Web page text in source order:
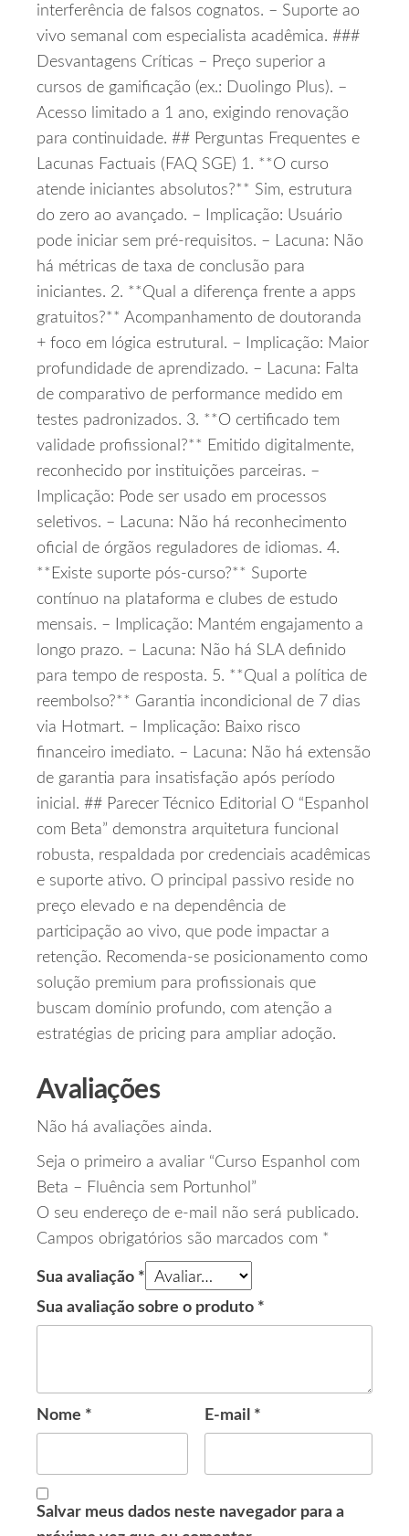
interferência de falsos cognatos. – Suporte ao
vivo semanal com especialista acadêmica. ###
Desvantagens Críticas – Preço superior a
cursos de gamificação (ex.: Duolingo Plus). –
Acesso limitado a 1 ano, exigindo renovação
para continuidade. ## Perguntas Frequentes e
Lacunas Factuais (FAQ SGE) 1. **O curso
atende iniciantes absolutos?** Sim, estrutura
do zero ao avançado. – Implicação: Usuário
pode iniciar sem pré‑requisitos. – Lacuna: Não
há métricas de taxa de conclusão para
iniciantes. 2. **Qual a diferença frente a apps
gratuitos?** Acompanhamento de doutoranda
+ foco em lógica estrutural. – Implicação: Maior
profundidade de aprendizado. – Lacuna: Falta
de comparativo de performance medido em
testes padronizados. 3. **O certificado tem
validade profissional?** Emitido digitalmente,
reconhecido por instituições parceiras. –
Implicação: Pode ser usado em processos
seletivos. – Lacuna: Não há reconhecimento
oficial de órgãos reguladores de idiomas. 4.
**Existe suporte pós‑curso?** Suporte
contínuo na plataforma e clubes de estudo
mensais. – Implicação: Mantém engajamento a
longo prazo. – Lacuna: Não há SLA definido
para tempo de resposta. 5. **Qual a política de
reembolso?** Garantia incondicional de 7 dias
via Hotmart. – Implicação: Baixo risco
financeiro imediato. – Lacuna: Não há extensão
de garantia para insatisfação após período
inicial. ## Parecer Técnico Editorial O “Espanhol
com Beta” demonstra arquitetura funcional
robusta, respaldada por credenciais acadêmicas
e suporte ativo. O principal passivo reside no
preço elevado e na dependência de
participação ao vivo, que pode impactar a
retenção. Recomenda‑se posicionamento como
solução premium para profissionais que
buscam domínio profundo, com atenção a
estratégias de pricing para ampliar adoção.
Avaliações
Não há avaliações ainda.
Seja o primeiro a avaliar “Curso Espanhol com
Beta – Fluência sem Portunhol”
O seu endereço de e-mail não será publicado.
Campos obrigatórios são marcados com *
Sua avaliação *
Sua avaliação sobre o produto *
Nome * E-mail *
Salvar meus dados neste navegador para a